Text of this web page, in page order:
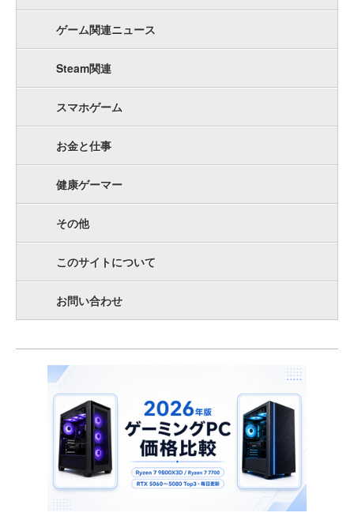
ゲーム関連ニュース
Steam関連
スマホゲーム
お金と仕事
健康ゲーマー
その他
このサイトについて
お問い合わせ